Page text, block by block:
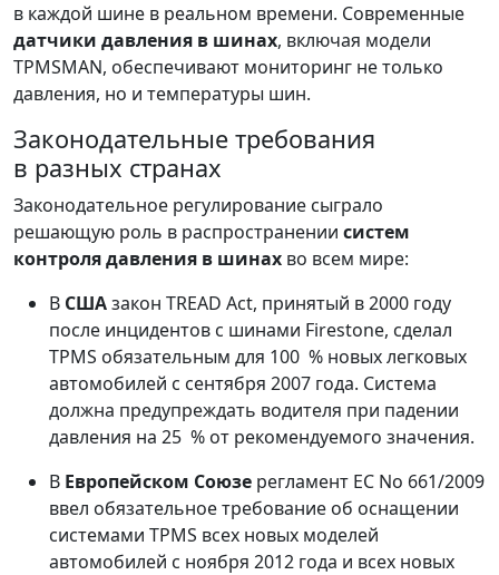
в каждой шине в реальном времени. Современные
датчики давления в шинах, включая модели
TPMSMAN, обеспечивают мониторинг не только
давления, но и температуры шин.
Законодательные требования
в разных странах
Законодательное регулирование сыграло
решающую роль в распространении систем
контроля давления в шинах во всем мире:
В СШАзакон TREAD Act, принятый в 2000 году
после инцидентов с шинами Firestone, сделал
TPMS обязательным для 100 % новых легковых
автомобилей с сентября 2007 года. Система
должна предупреждать водителя при падении
давления на 25 % от рекомендуемого значения.
В Европейском Союзе регламент EC No 661/2009
ввел обязательное требование об оснащении
системами TPMS всех новых моделей
автомобилей с ноября 2012 года и всех новых